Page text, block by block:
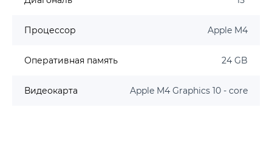
Процессор Apple M4
Оперативная память 24 GB
Видеокарта Apple M4 Graphics 10 - core